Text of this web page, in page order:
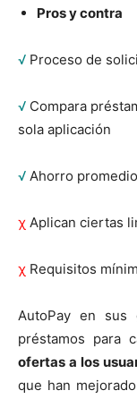
Pros y contra
√ Proceso de
√ Compara
sola aplicación
√ Ahorro
χ Aplican ciertas
χ Requisitos
AutoPay en sus
préstamos para
ofertas a los
que han